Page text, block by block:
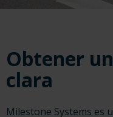
Obtener
clara
Milestone Systems es